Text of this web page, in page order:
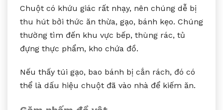
Chuột có khứu giác rất nhạy, nên chúng dễ bị
thu hút bởi thức ăn thừa, gạo, bánh kẹo. Chúng
thường tìm đến khu vực bếp, thùng rác, tủ
đựng thực phẩm, kho chứa đồ.
Nếu thấy túi gạo, bao bánh bị cắn rách, đó có
thể là dấu hiệu chuột đã vào nhà để kiếm ăn.